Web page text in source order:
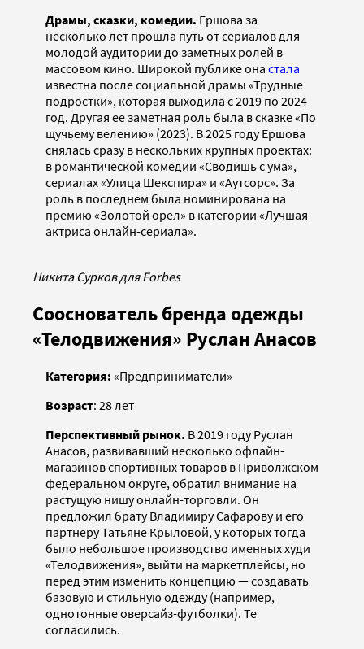
Драмы, сказки, комедии. Ершова за
несколько лет прошла путь от сериалов для
молодой аудитории до заметных ролей в
массовом кино. Широкой публике она стала
известна после социальной драмы «Трудные
подростки», которая выходила с 2019 по 2024
год. Другая ее заметная роль была в сказке «По
щучьему велению» (2023). В 2025 году Ершова
снялась сразу в нескольких крупных проектах:
в романтической комедии «Сводишь с ума»,
сериалах «Улица Шекспира» и «Аутсорс». За
роль в последнем была номинирована на
премию «Золотой орел» в категории «Лучшая
актриса онлайн-сериала».
Никита Сурков для Forbes
Сооснователь бренда одежды
«Телодвижения» Руслан Анасов
Категория: «Предприниматели»
Возраст: 28 лет
Перспективный рынок. В 2019 году Руслан
Анасов, развивавший несколько офлайн-
магазинов спортивных товаров в Приволжском
федеральном округе, обратил внимание на
растущую нишу онлайн-торговли. Он
предложил брату Владимиру Сафарову и его
партнеру Татьяне Крыловой, у которых тогда
было небольшое производство именных худи
«Телодвижения», выйти на маркетплейсы, но
перед этим изменить концепцию — создавать
базовую и стильную одежду (например,
однотонные оверсайз-футболки). Те
согласились.